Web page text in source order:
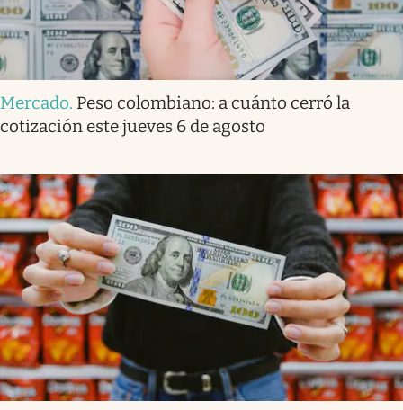
Mercado. Peso colombiano: a cuánto cerró la
cotización este jueves 6 de agosto